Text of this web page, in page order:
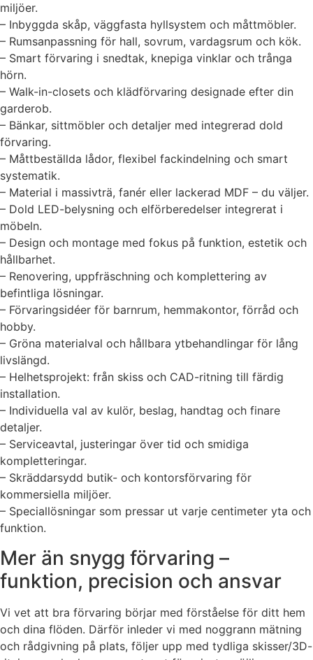
miljöer.
– Inbyggda skåp, väggfasta hyllsystem och måttmöbler.
– Rumsanpassning för hall, sovrum, vardagsrum och kök.
– Smart förvaring i snedtak, knepiga vinklar och trånga
hörn.
– Walk-in-closets och klädförvaring designade efter din
garderob.
– Bänkar, sittmöbler och detaljer med integrerad dold
förvaring.
– Måttbeställda lådor, flexibel fackindelning och smart
systematik.
– Material i massivträ, fanér eller lackerad MDF – du väljer.
– Dold LED-belysning och elförberedelser integrerat i
möbeln.
– Design och montage med fokus på funktion, estetik och
hållbarhet.
– Renovering, uppfräschning och komplettering av
befintliga lösningar.
– Förvaringsidéer för barnrum, hemmakontor, förråd och
hobby.
– Gröna materialval och hållbara ytbehandlingar för lång
livslängd.
– Helhetsprojekt: från skiss och CAD-ritning till färdig
installation.
– Individuella val av kulör, beslag, handtag och finare
detaljer.
– Serviceavtal, justeringar över tid och smidiga
kompletteringar.
– Skräddarsydd butik- och kontorsförvaring för
kommersiella miljöer.
– Speciallösningar som pressar ut varje centimeter yta och
funktion.
Mer än snygg förvaring –
funktion, precision och ansvar
Vi vet att bra förvaring börjar med förståelse för ditt hem
och dina flöden. Därför inleder vi med noggrann mätning
och rådgivning på plats, följer upp med tydliga skisser/3D-